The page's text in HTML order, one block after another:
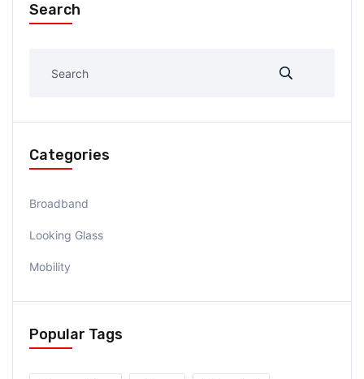
Search
Categories
Broadband
Looking Glass
Mobility
Popular Tags